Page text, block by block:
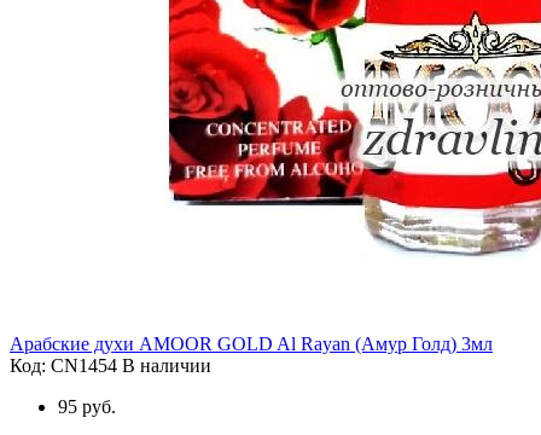
Арабские духи AMOOR GOLD Al Rayan (Амур Голд) 3мл
Код: CN1454 В наличии
95 руб.